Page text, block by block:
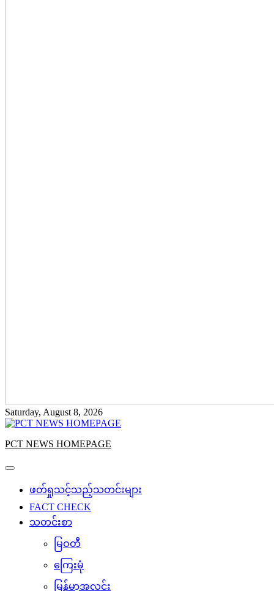
Saturday, August 8, 2026
PCT NEWS HOMEPAGE
ဖတ်ရှုသင့်သည့်သတင်းများ
FACT CHECK
သတင်းစာ
မြဝတီ
ကြေးမုံ
မြန်မာ့အလင်း